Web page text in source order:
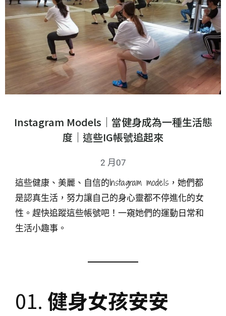
Instagram Models｜當健身成為一種生活態
度｜這些IG帳號追起來
2 月07
這些健康、美麗、自信的Instagram models，她們都
是認真生活，努力讓自己的身心靈都不停進化的女
性。趕快追蹤這些帳號吧！一窺她們的運動日常和
生活小趣事。
01. 健身女孩安安